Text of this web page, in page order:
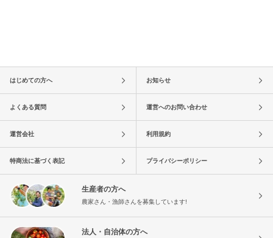
はじめての方へ お知らせ
よくある質問 運営へのお問い合わせ
運営会社 利用規約
特商法に基づく表記 プライバシーポリシー
生産者の方へ
農家さん・漁師さんを募集しています!
法人・自治体の方へ